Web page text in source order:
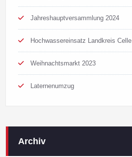
Jahreshauptversammlung 2024
Hochwassereinsatz Landkreis Celle
Weihnachtsmarkt 2023
Laternenumzug
Archiv